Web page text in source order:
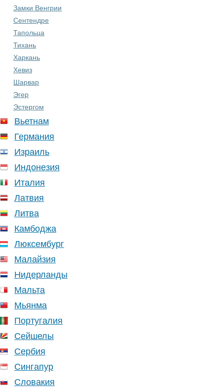
Замки Венгрии
Сентендре
Тапольца
Тихань
Харкань
Хевиз
Шарвар
Эгер
Эстергом
Вьетнам
Германия
Израиль
Индонезия
Италия
Латвия
Литва
Камбоджа
Люксембург
Малайзия
Нидерланды
Мальта
Мьянма
Португалия
Сейшелы
Сербия
Сингапур
Словакия